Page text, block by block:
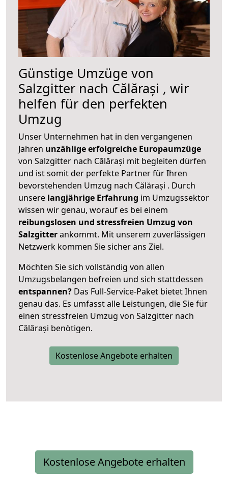
Günstige Umzüge von
Salzgitter nach Călărași , wir
helfen für den perfekten
Umzug
Unser Unternehmen hat in den vergangenen
Jahren unzählige erfolgreiche Europaumzüge
von Salzgitter nach Călărași mit begleiten dürfen
und ist somit der perfekte Partner für Ihren
bevorstehenden Umzug nach Călărași . Durch
unsere langjährige Erfahrung im Umzugssektor
wissen wir genau, worauf es bei einem
reibungslosen und stressfreien Umzug von
Salzgitterankommt. Mit unserem zuverlässigen
Netzwerk kommen Sie sicher ans Ziel.
Möchten Sie sich vollständig von allen
Umzugsbelangen befreien und sich stattdessen
entspannen? Das Full-Service-Paket bietet Ihnen
genau das. Es umfasst alle Leistungen, die Sie für
einen stressfreien Umzug von Salzgitter nach
Călărași benötigen.
Kostenlose Angebote erhalten
Kostenlose Angebote erhalten